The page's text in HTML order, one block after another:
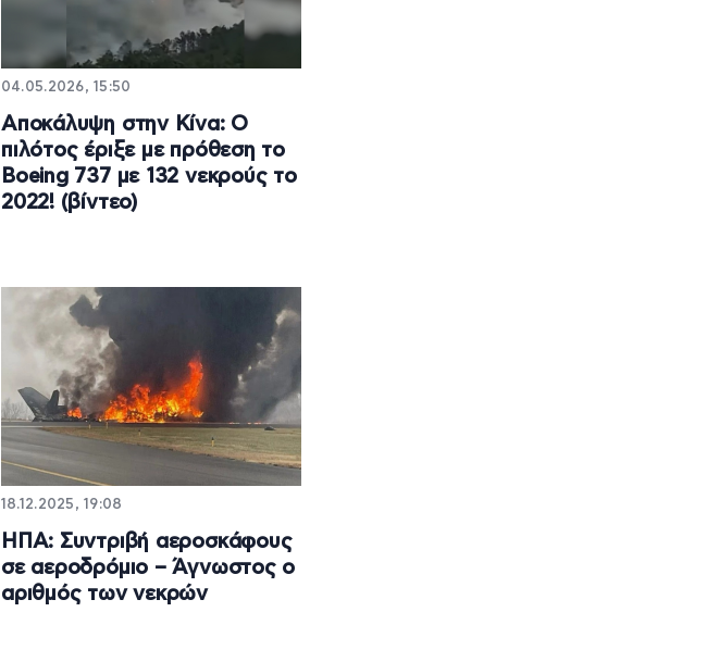
04.05.2026, 15:50
Αποκάλυψη στην Κίνα: Ο
πιλότος έριξε με πρόθεση το
Boeing 737 με 132 νεκρούς το
2022! (βίντεο)
18.12.2025, 19:08
ΗΠΑ: Συντριβή αεροσκάφους
σε αεροδρόμιο – Άγνωστος ο
αριθμός των νεκρών